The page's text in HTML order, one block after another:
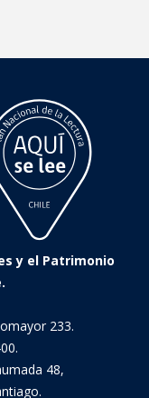
y el Patrimonio
233.
48,